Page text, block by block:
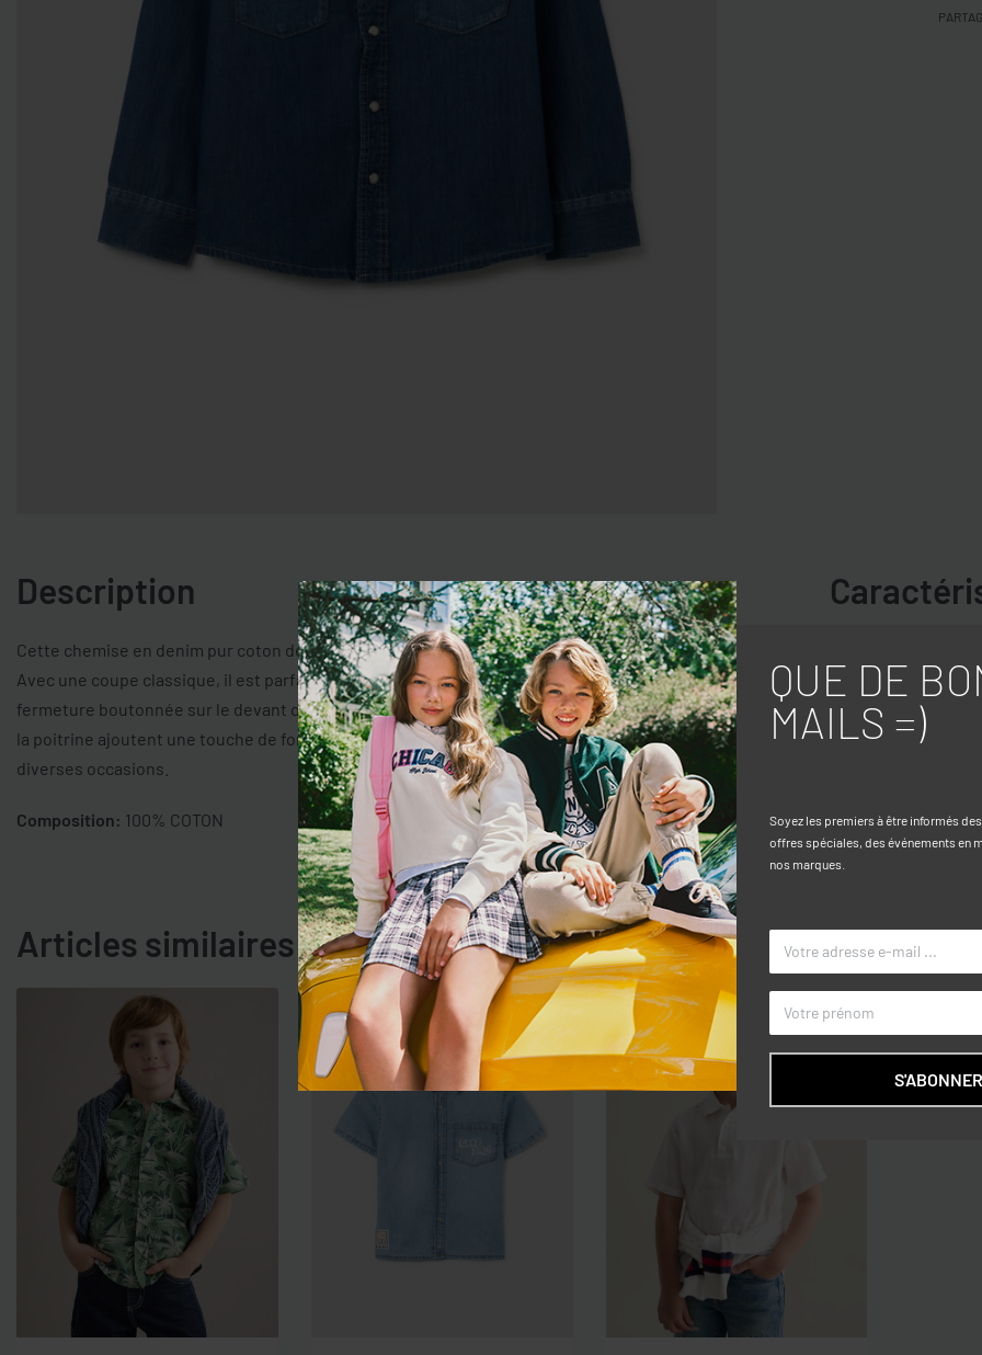
Description
Cette chemise en denim pur coton de la ligne OVS Kids est idéale pour les enfants âgés de 3 à 10 ans.
Avec une coupe classique, il est parfait pour un look décontracté. Le design classique avec col et
fermeture boutonnée sur le devant offre praticité et confort en toute saison. Les poches à rabat sur
la poitrine ajoutent une touche de fonctionnalité, rendant ce vêtement polyvalent et adapté à
diverses occasions.
Composition: 100% COTON
COULEUR
MARQUE
Articles similaires
QUE DE
MAILS =)
Soyez les premiers à être informés
offres spéciales, des événements en
nos marques.
S'ABONNER